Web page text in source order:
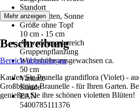
Standort
Halbschatten, Sonne
Größe ohne Topf
10 cm - 15 cm
Anwendungsbereich
Gruppenpflanzung
Wuchshöhe ausgewachsen ca.
50 cm
Variante
Staude
EAN
5400785111376
Mehr anzeigen
Beschreibung
Bereich überspringen
Kaufen Sie Prunella grandiflora (Violet) -
Großblütige Braunelle - für Ihren Garten.
genießen Sie ihre schönen violetten Blüten!